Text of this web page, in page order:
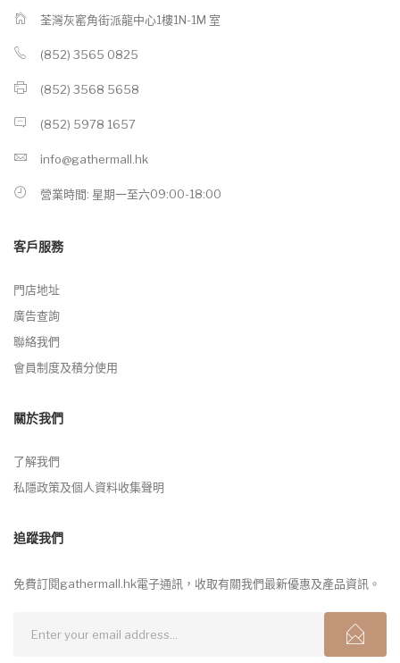
荃灣灰窰角街派龍中心1樓1N-1M 室
(852) 3565 0825
(852) 3568 5658
(852) 5978 1657
info@gathermall.hk
營業時間: 星期一至六09:00-18:00
客戶服務
門店地址
廣告查詢
聯絡我們
會員制度及積分使用
關於我們
了解我們
私隱政策及個人資料收集聲明
追蹤我們
免費訂閱gathermall.hk電子通訊，收取有關我們最新優惠及產品資訊。